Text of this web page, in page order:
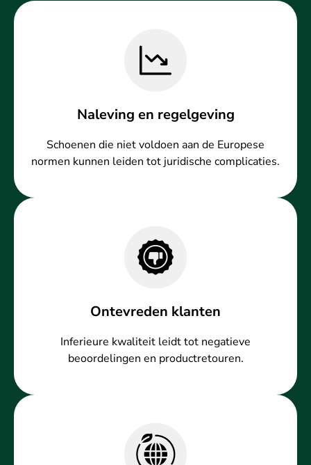
Naleving en regelgeving
Schoenen die niet voldoen aan de Europese
normen kunnen leiden tot juridische complicaties.
Ontevreden klanten
Inferieure kwaliteit leidt tot negatieve
beoordelingen en productretouren.